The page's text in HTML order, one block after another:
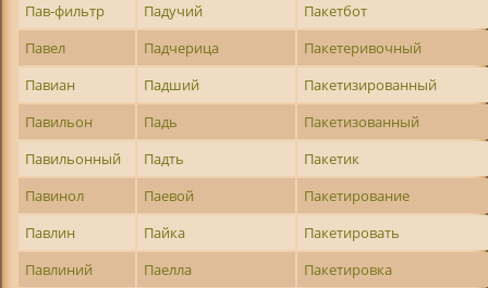
Пав-фильтр
Падучий
Пакетбот
Павел
Падчерица
Пакетеривочный
Павиан
Падший
Пакетизированный
Павильон
Падь
Пакетизованный
Павильонный
Падть
Пакетик
Павинол
Паевой
Пакетирование
Павлин
Пайка
Пакетировать
Павлиний
Паелла
Пакетировка